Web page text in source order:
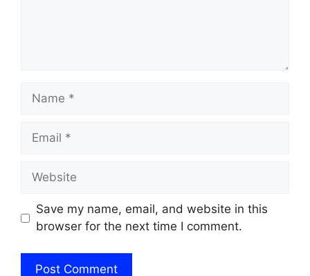
Name
Email
Website
Save my name, email, and website in this
browser for the next time I comment.